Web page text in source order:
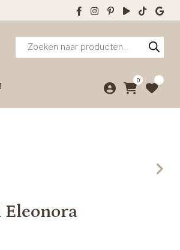
Producten
zoeken
0